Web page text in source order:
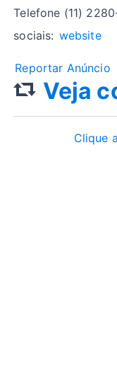
Telefone (11)
sociais: website
Reportar Anúncio
Veja
Clique